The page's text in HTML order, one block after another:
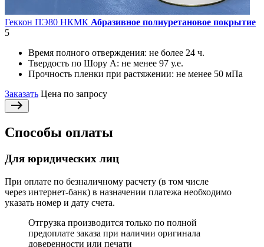
Геккон ПЭ80 НКМК Абразивное полиуретановое покрытие
5
Время полного отверждения: не более 24 ч.
Твердость по Шору А: не менее 97 у.е.
Прочность пленки при растяжении: не менее 50 мПа
Заказать Цена по запросу
Способы оплаты
Для юридических лиц
При оплате по безналичному расчету (в том числе
через интернет-банк) в назначении платежа необходимо
указать номер и дату счета.
Отгрузка производится только по полной
предоплате заказа при наличии оригинала
доверенности или печати